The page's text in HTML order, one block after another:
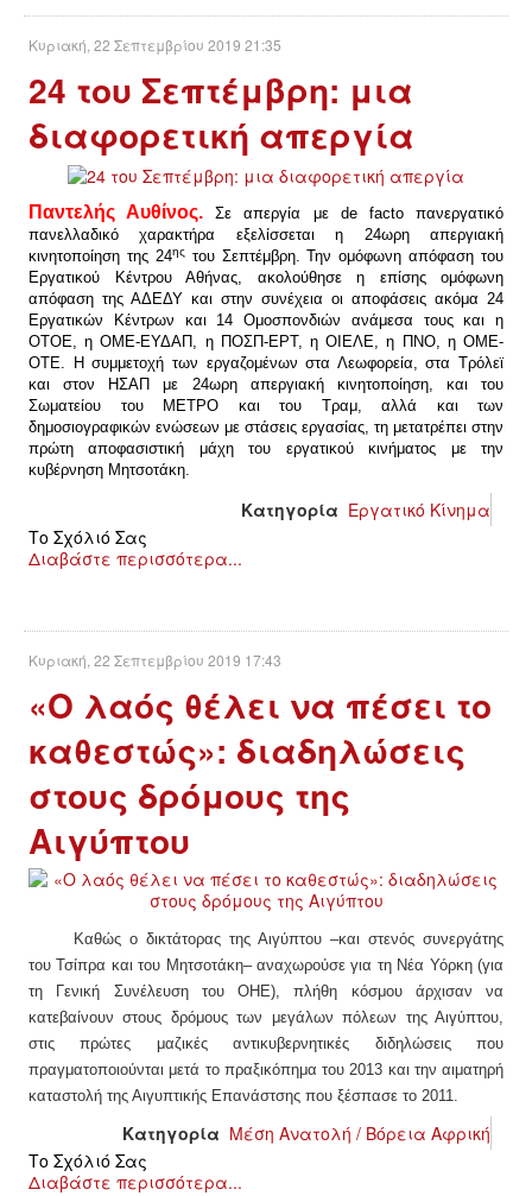
Κυριακή, 22 Σεπτεμβρίου 2019 21:35
24 του Σεπτέμβρη: μια
διαφορετική απεργία
Παντελής Αυθίνος. Σε απεργία με de factoπανεργατικό
πανελλαδικό χαρακτήρα εξελίσσεται η 24ωρη απεργιακή
κινητοποίηση της 24ηςτου Σεπτέμβρη. Την ομόφωνη απόφαση του
Εργατικού Κέντρου Αθήνας, ακολούθησε η επίσης ομόφωνη
απόφαση της ΑΔΕΔΥ και στην συνέχεια οι αποφάσεις ακόμα 24
Εργατικών Κέντρων και 14 Ομοσπονδιών ανάμεσα τους και η
ΟΤΟΕ, η ΟΜΕ-ΕΥΔΑΠ, η ΠΟΣΠ-ΕΡΤ, η ΟΙΕΛΕ, η ΠΝΟ, η ΟΜΕ-
ΟΤΕ. Η συμμετοχή των εργαζομένων στα Λεωφορεία, στα Τρόλεϊ
και στον ΗΣΑΠ με 24ωρη απεργιακή κινητοποίηση, και του
Σωματείου του ΜΕΤΡΟ και του Τραμ, αλλά και των
δημοσιογραφικών ενώσεων με στάσεις εργασίας, τη μετατρέπει στην
πρώτη αποφασιστική μάχη του εργατικού κινήματος με την
κυβέρνηση Μητσοτάκη.
Κατηγορία Εργατικό Κίνημα
Το Σχόλιό Σας
Διαβάστε περισσότερα...
Κυριακή, 22 Σεπτεμβρίου 2019 17:43
«Ο λαός θέλει να πέσει το
καθεστώς»: διαδηλώσεις
στους δρόμους της
Αιγύπτου
Καθώς ο δικτάτορας της Αιγύπτου –και στενός συνεργάτης
του Τσίπρα και του Μητσοτάκη– αναχωρούσε για τη Νέα Υόρκη (για
τη Γενική Συνέλευση του ΟΗΕ), πλήθη κόσμου άρχισαν να
κατεβαίνουν στους δρόμους των μεγάλων πόλεων της Αιγύπτου,
στις πρώτες μαζικές αντικυβερνητικές διδηλώσεις που
πραγματοποιούνται μετά το πραξικόπημα του 2013 και την αιματηρή
καταστολή της Αιγυπτικής Επανάστσης που ξέσπασε το 2011.
Κατηγορία Μέση Ανατολή / Βόρεια Αφρική
Το Σχόλιό Σας
Διαβάστε περισσότερα...